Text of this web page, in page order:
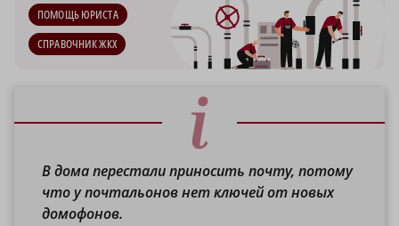
ПОМОЩЬ ЮРИСТА
СПРАВОЧНИК ЖКХ
В дома перестали приносить почту, потому
что у почтальонов нет ключей от новых
домофонов.